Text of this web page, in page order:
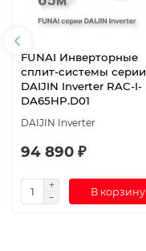
FUNAI Инверторные
сплит-системы серии
DAIJIN Inverter RAC-I-
DA65HP.D01
DAIJIN Inverter
94 890 ₽
В корзину